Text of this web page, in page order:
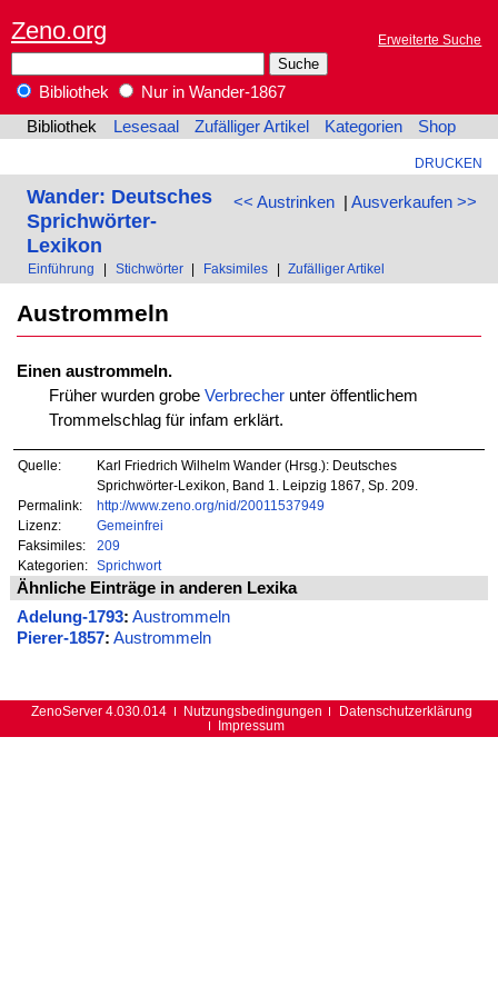
Zeno.org Erweiterte Suche
Bibliothek
Nur in Wander-1867
Bibliothek
Lesesaal Zufälliger Artikel Kategorien Shop
DRUCKEN
<< Austrinken| Ausverkaufen >>
Wander: Deutsches
Sprichwörter-
Lexikon
Einführung Stichwörter Faksimiles Zufälliger Artikel
Austrommeln
Einen austrommeln.
Früher wurden grobe Verbrecherunter öffentlichem
Trommelschlag für infam erklärt.
Quelle:
Karl Friedrich Wilhelm Wander (Hrsg.): Deutsches
Sprichwörter-Lexikon, Band 1. Leipzig 1867, Sp. 209.
Permalink:
http://www.zeno.org/nid/20011537949
Lizenz:
Gemeinfrei
Faksimiles:
209
Kategorien:
Sprichwort
Ähnliche Einträge in anderen Lexika
Adelung-1793: Austrommeln
Pierer-1857: Austrommeln
ZenoServer 4.030.014 Nutzungsbedingungen
Datenschutzerklärung
Impressum